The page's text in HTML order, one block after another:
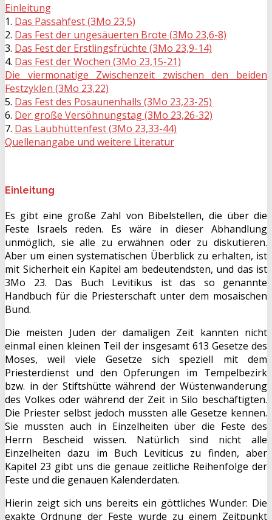
Einleitung
1. Das Passahfest (3Mo 23,5)
2. Das Fest der ungesäuerten Brote (3Mo 23,6-8)
3. Das Fest der Erstlingsfrüchte (3Mo 23,9-14)
4. Das Fest der Wochen (3Mo 23,15-21)
Die viermonatige Zwischenzeit zwischen den beiden
Festzyklen (3Mo 23,22)
5. Das Fest des Posaunenhalls (3Mo 23,23-25)
6. Der große Versöhnungstag (3Mo 23,26-32)
7. Das Laubhüttenfest (3Mo 23,33-44)
Quellenangabe und weitere Literatur
Einleitung
Es gibt eine große Zahl von Bibelstellen, die über die
Feste Israels reden. Es wäre in dieser Abhandlung
unmöglich, sie alle zu erwähnen oder zu diskutieren.
Aber um einen systematischen Überblick zu erhalten, ist
mit Sicherheit ein Kapitel am bedeutendsten, und das ist
3Mo 23. Das Buch Levitikus ist das so genannte
Handbuch für die Priesterschaft unter dem mosaischen
Bund.
Die meisten Juden der damaligen Zeit kannten nicht
einmal einen kleinen Teil der insgesamt 613 Gesetze des
Moses, weil viele Gesetze sich speziell mit dem
Priesterdienst und den Opferungen im Tempelbezirk
bzw. in der Stiftshütte während der Wüstenwanderung
des Volkes oder während der Zeit in Silo beschäftigten.
Die Priester selbst jedoch mussten alle Gesetze kennen.
Sie mussten auch in Einzelheiten über die Feste des
Herrn Bescheid wissen. Natürlich sind nicht alle
Einzelheiten dazu im Buch Leviticus zu finden, aber
Kapitel 23 gibt uns die genaue zeitliche Reihenfolge der
Feste und die genauen Kalenderdaten.
Hierin zeigt sich uns bereits ein göttliches Wunder: Die
exakte Ordnung der Feste wurde zu einem Zeitpunkt